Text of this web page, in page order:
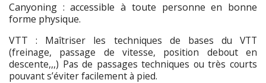
Canyoning : accessible à toute personne en bonne
forme physique.
VTT : Maîtriser les techniques de bases du VTT
(freinage, passage de vitesse, position debout en
descente,,,) Pas de passages techniques ou très courts
pouvant s’éviter facilement à pied.